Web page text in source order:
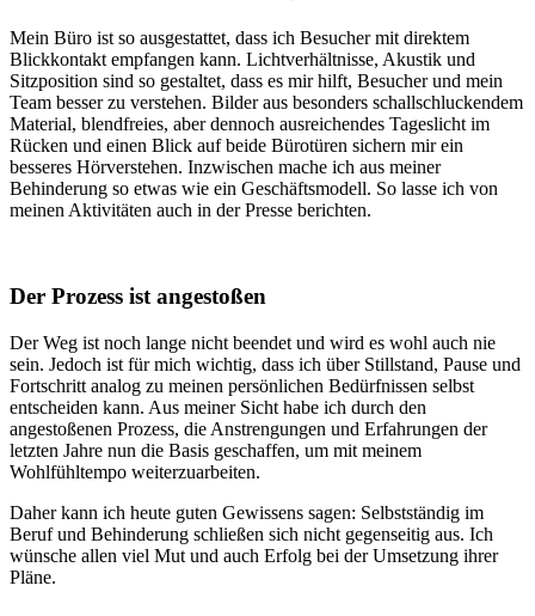
Mein Büro ist so ausgestattet, dass ich Besucher mit direktem
Blickkontakt empfangen kann. Lichtverhältnisse, Akustik und
Sitzposition sind so gestaltet, dass es mir hilft, Besucher und mein
Team besser zu verstehen. Bilder aus besonders schallschluckendem
Material, blendfreies, aber dennoch ausreichendes Tageslicht im
Rücken und einen Blick auf beide Bürotüren sichern mir ein
besseres Hörverstehen. Inzwischen mache ich aus meiner
Behinderung so etwas wie ein Geschäftsmodell. So lasse ich von
meinen Aktivitäten auch in der Presse berichten.
Der Prozess ist angestoßen
Der Weg ist noch lange nicht beendet und wird es wohl auch nie
sein. Jedoch ist für mich wichtig, dass ich über Stillstand, Pause und
Fortschritt analog zu meinen persönlichen Bedürfnissen selbst
entscheiden kann. Aus meiner Sicht habe ich durch den
angestoßenen Prozess, die Anstrengungen und Erfahrungen der
letzten Jahre nun die Basis geschaffen, um mit meinem
Wohlfühltempo weiterzuarbeiten.
Daher kann ich heute guten Gewissens sagen: Selbstständig im
Beruf und Behinderung schließen sich nicht gegenseitig aus. Ich
wünsche allen viel Mut und auch Erfolg bei der Umsetzung ihrer
Pläne.